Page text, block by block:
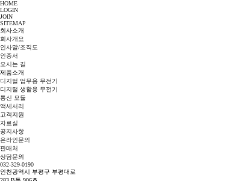
HOME
LOGIN
JOIN
SITEMAP
회사소개
회사개요
인사말/조직도
인증서
오시는 길
제품소개
디지털 업무용 무전기
디지털 생활용 무전기
통신 모듈
액세서리
고객지원
자료실
공지사항
온라인문의
판매처
상담문의
032-329-0190
인천광역시 부평구 부평대로